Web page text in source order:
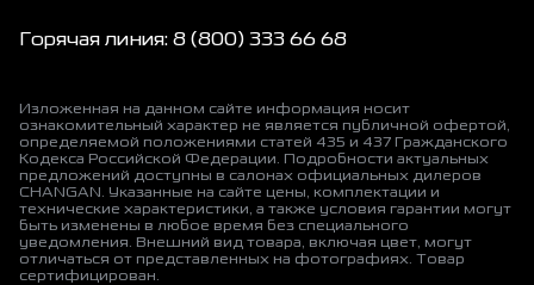
Горячая линия: 8 (800) 333 66 68
Изложенная на данном сайте информация носит
ознакомительный характер не является публичной офертой,
определяемой положениями статей 435 и 437 Гражданского
Кодекса Российской Федерации. Подробности актуальных
предложений доступны в салонах официальных дилеров
CHANGAN. Указанные на сайте цены, комплектации и
технические характеристики, а также условия гарантии могут
быть изменены в любое время без специального
уведомления. Внешний вид товара, включая цвет, могут
отличаться от представленных на фотографиях. Товар
сертифицирован.